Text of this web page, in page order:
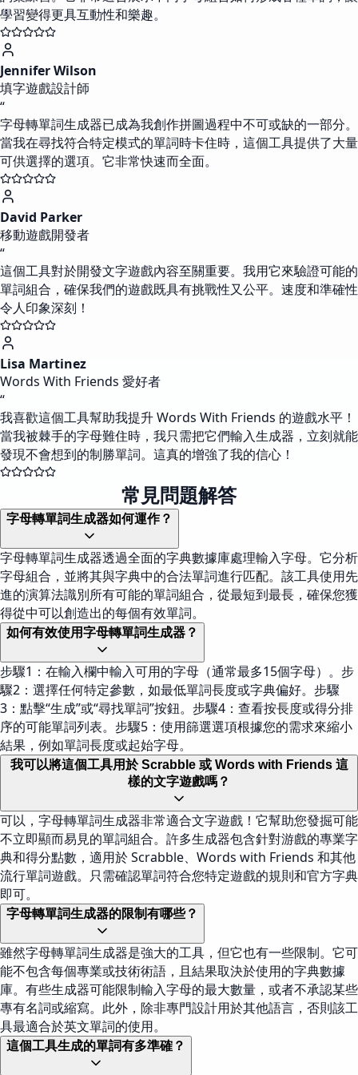
學習變得更具互動性和樂趣。
Jennifer Wilson
填字遊戲設計師
“
字母轉單詞生成器已成為我創作拼圖過程中不可或缺的一部分。
當我在尋找符合特定模式的單詞時卡住時，這個工具提供了大量
可供選擇的選項。它非常快速而全面。
David Parker
移動遊戲開發者
“
這個工具對於開發文字遊戲內容至關重要。我用它來驗證可能的
單詞組合，確保我們的遊戲既具有挑戰性又公平。速度和準確性
令人印象深刻！
Lisa Martinez
Words With Friends 愛好者
“
我喜歡這個工具幫助我提升 Words With Friends 的遊戲水平！
當我被棘手的字母難住時，我只需把它們輸入生成器，立刻就能
發現不會想到的制勝單詞。這真的增強了我的信心！
常見問題解答
字母轉單詞生成器如何運作？
字母轉單詞生成器透過全面的字典數據庫處理輸入字母。它分析
字母組合，並將其與字典中的合法單詞進行匹配。該工具使用先
進的演算法識別所有可能的單詞組合，從最短到最長，確保您獲
得從中可以創造出的每個有效單詞。
如何有效使用字母轉單詞生成器？
步驟1：在輸入欄中輸入可用的字母（通常最多15個字母）。步
驟2：選擇任何特定參數，如最低單詞長度或字典偏好。步驟
3：點擊“生成”或“尋找單詞”按鈕。步驟4：查看按長度或得分排
序的可能單詞列表。步驟5：使用篩選選項根據您的需求來縮小
結果，例如單詞長度或起始字母。
我可以將這個工具用於 Scrabble 或 Words with Friends 這
樣的文字遊戲嗎？
可以，字母轉單詞生成器非常適合文字遊戲！它幫助您發掘可能
不立即顯而易見的單詞組合。許多生成器包含針對游戲的專業字
典和得分點數，適用於 Scrabble、Words with Friends 和其他
流行單詞遊戲。只需確認單詞符合您特定遊戲的規則和官方字典
即可。
字母轉單詞生成器的限制有哪些？
雖然字母轉單詞生成器是強大的工具，但它也有一些限制。它可
能不包含每個專業或技術術語，且結果取決於使用的字典數據
庫。有些生成器可能限制輸入字母的最大數量，或者不承認某些
專有名詞或縮寫。此外，除非專門設計用於其他語言，否則該工
具最適合於英文單詞的使用。
這個工具生成的單詞有多準確？